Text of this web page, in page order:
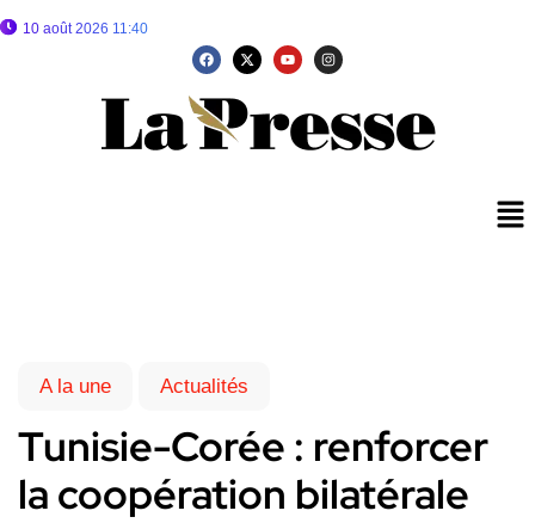
10 août 2026 11:40
A la une Actualités
Tunisie-Corée : renforcer
la coopération bilatérale